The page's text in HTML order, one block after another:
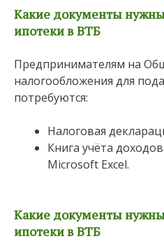
Какие документы
ипотеки в ВТБ
Предпринимателям на
налогообложения для
потребуются:
Налоговая
Книга учёта
Microsoft Excel.
Какие документы
ипотеки в ВТБ